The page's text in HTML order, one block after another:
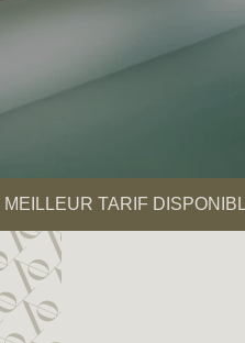
MEILLEUR TARIF